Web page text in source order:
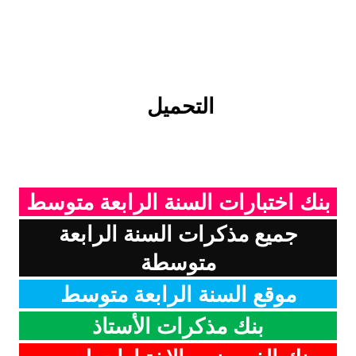
التحميل
بنك اختبارات السنة الرابعة متوسط
جميع مذكرات السنة الرابعة
متوسطة
موقع السنة الرابعة متوسط
بنك مذكرات الأستاذ